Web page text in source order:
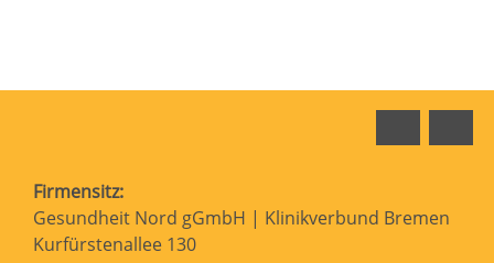
Firmensitz:
Gesundheit Nord gGmbH | Klinikverbund Bremen
Kurfürstenallee 130